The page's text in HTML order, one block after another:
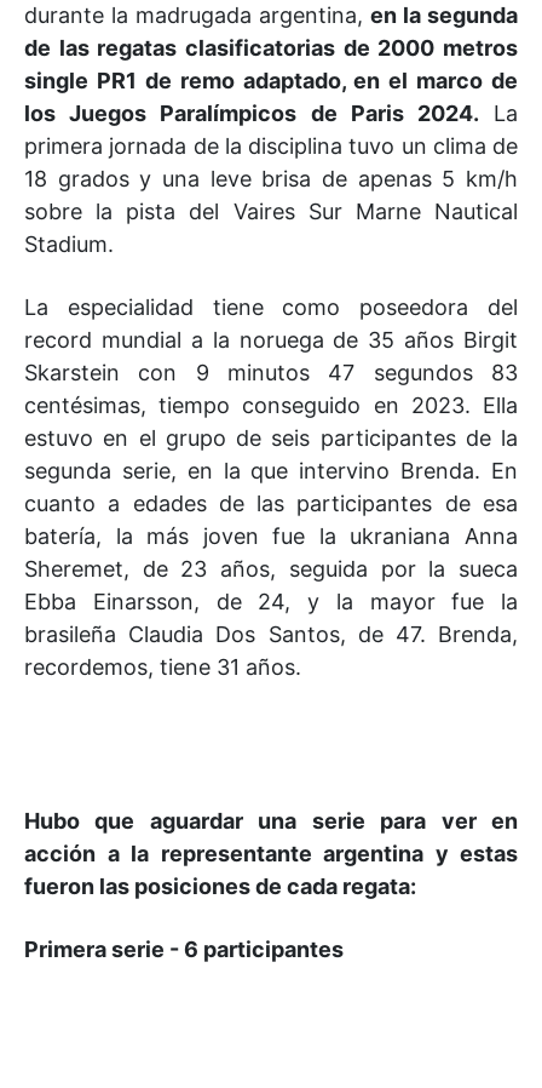
durante la madrugada argentina, en la segunda
de las regatas clasificatorias de 2000 metros
single PR1 de remo adaptado, en el marco de
los Juegos Paralímpicos de Paris 2024. La
primera jornada de la disciplina tuvo un clima de
18 grados y una leve brisa de apenas 5 km/h
sobre la pista del Vaires Sur Marne Nautical
Stadium.
La especialidad tiene como poseedora del
record mundial a la noruega de 35 años Birgit
Skarstein con 9 minutos 47 segundos 83
centésimas, tiempo conseguido en 2023. Ella
estuvo en el grupo de seis participantes de la
segunda serie, en la que intervino Brenda. En
cuanto a edades de las participantes de esa
batería, la más joven fue la ukraniana Anna
Sheremet, de 23 años, seguida por la sueca
Ebba Einarsson, de 24, y la mayor fue la
brasileña Claudia Dos Santos, de 47. Brenda,
recordemos, tiene 31 años.
Hubo que aguardar una serie para ver en
acción a la representante argentina y estas
fueron las posiciones de cada regata:
Primera serie - 6 participantes